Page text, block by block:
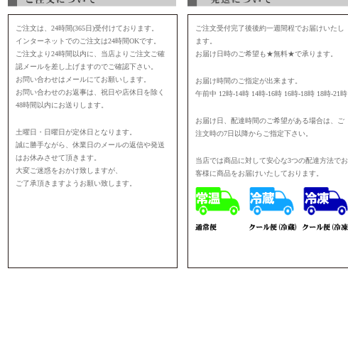
ご注文は、24時間(365日)受付けております。
インターネットでのご注文は24時間OKです。
ご注文より24時間以内に、当店よりご注文ご確
認メールを差し上げますのでご確認下さい。
お問い合わせはメールにてお願いします。
お問い合わせのお返事は、祝日や店休日を除く
48時間以内にお送りします。
土曜日・日曜日が定休日となります。
誠に勝手ながら、休業日のメールの返信や発送
はお休みさせて頂きます。
大変ご迷惑をおかけ致しますが、
ご了承頂きますようお願い致します。
ご注文受付完了後後約一週間程でお届けいたし
ます。
お届け日時のご希望も★無料★で承ります。
お届け時間のご指定が出来ます。
午前中 12時-14時 14時-16時 16時-18時 18時-21時
お届け日、配達時間のご希望がある場合は、ご
注文時の7日以降からご指定下さい。
当店では商品に対して安心な3つの配達方法でお
客様に商品をお届けいたしております。